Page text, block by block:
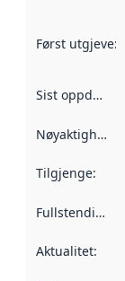
Først utgjeve:
Sist oppdatert
Nøyaktigheit
Tilgjenge:
Fullstendigheit
Aktualitet: